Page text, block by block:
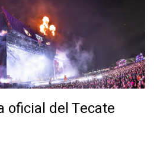
oficial del Tecate